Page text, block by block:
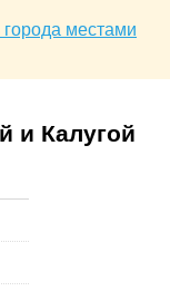
местами
и Калугой